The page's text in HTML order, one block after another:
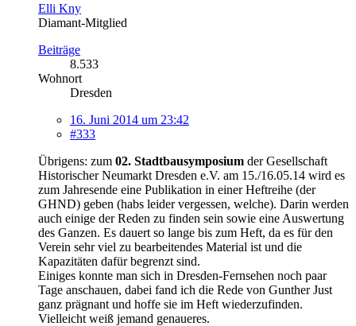
Elli Kny
Diamant-Mitglied
Beiträge
8.533
Wohnort
Dresden
16. Juni 2014 um 23:42
#333
Übrigens: zum 02. Stadtbausymposium der Gesellschaft
Historischer Neumarkt Dresden e.V. am 15./16.05.14 wird es
zum Jahresende eine Publikation in einer Heftreihe (der
GHND) geben (habs leider vergessen, welche). Darin werden
auch einige der Reden zu finden sein sowie eine Auswertung
des Ganzen. Es dauert so lange bis zum Heft, da es für den
Verein sehr viel zu bearbeitendes Material ist und die
Kapazitäten dafür begrenzt sind.
Einiges konnte man sich in Dresden-Fernsehen noch paar
Tage anschauen, dabei fand ich die Rede von Gunther Just
ganz prägnant und hoffe sie im Heft wiederzufinden.
Vielleicht weiß jemand genaueres.